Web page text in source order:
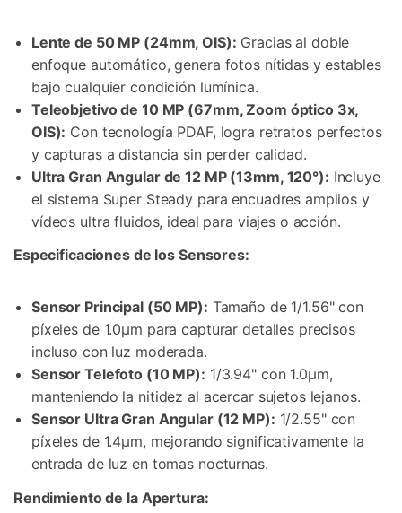
Lente de 50 MP (24mm, OIS): Gracias al doble
enfoque automático, genera fotos nítidas y estables
bajo cualquier condición lumínica.
Teleobjetivo de 10 MP (67mm, Zoom óptico 3x,
OIS): Con tecnología PDAF, logra retratos perfectos
y capturas a distancia sin perder calidad.
Ultra Gran Angular de 12 MP (13mm, 120°): Incluye
el sistema Super Steady para encuadres amplios y
vídeos ultra fluidos, ideal para viajes o acción.
Especificaciones de los Sensores:
Sensor Principal (50 MP): Tamaño de 1/1.56" con
píxeles de 1.0µm para capturar detalles precisos
incluso con luz moderada.
Sensor Telefoto (10 MP): 1/3.94" con 1.0µm,
manteniendo la nitidez al acercar sujetos lejanos.
Sensor Ultra Gran Angular (12 MP): 1/2.55" con
píxeles de 1.4µm, mejorando significativamente la
entrada de luz en tomas nocturnas.
Rendimiento de la Apertura: